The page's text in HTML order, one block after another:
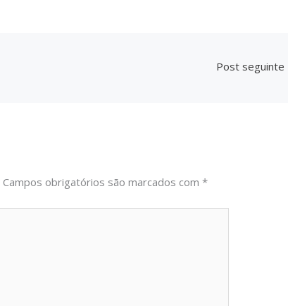
Post seguinte
Campos obrigatórios são marcados com*